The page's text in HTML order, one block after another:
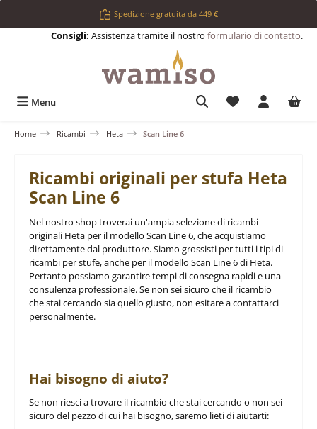
Passa al contenuto principaleSpedizione gratuita da 449 €
Consigli: Assistenza tramite il nostro formulario di contatto.
Menu Hai 0 articoli
Home Ricambi Heta Scan Line 6
Ricambi originali per stufa Heta
Scan Line 6
Nel nostro shop troverai un'ampia selezione di ricambi
originali Heta per il modello Scan Line 6, che acquistiamo
direttamente dal produttore. Siamo grossisti per tutti i tipi di
ricambi per stufe, anche per il modello Scan Line 6 di Heta.
Pertanto possiamo garantire tempi di consegna rapidi e una
consulenza professionale. Se non sei sicuro che il ricambio
che stai cercando sia quello giusto, non esitare a contattarci
personalmente.
Hai bisogno di aiuto?
Se non riesci a trovare il ricambio che stai cercando o non sei
sicuro del pezzo di cui hai bisogno, saremo lieti di aiutarti: